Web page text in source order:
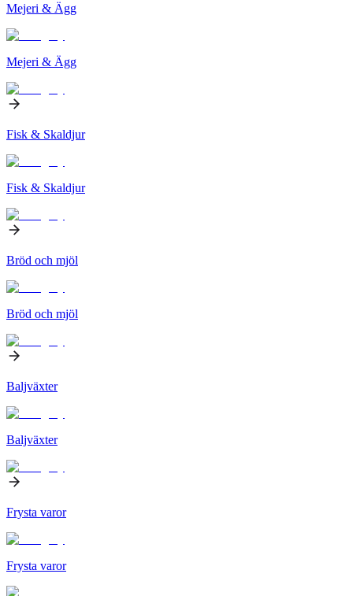
Mejeri & Ägg
Mejeri & Ägg
Fisk & Skaldjur
Fisk & Skaldjur
Bröd och mjöl
Bröd och mjöl
Baljväxter
Baljväxter
Frysta varor
Frysta varor